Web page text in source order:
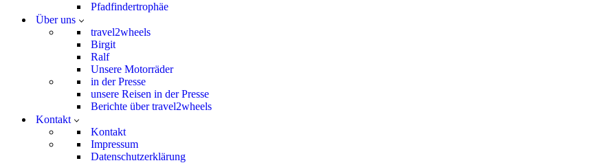
Pfadfindertrophäe
Über uns
travel2wheels
Birgit
Ralf
Unsere Motorräder
in der Presse
unsere Reisen in der Presse
Berichte über travel2wheels
Kontakt
Kontakt
Impressum
Datenschutzerklärung